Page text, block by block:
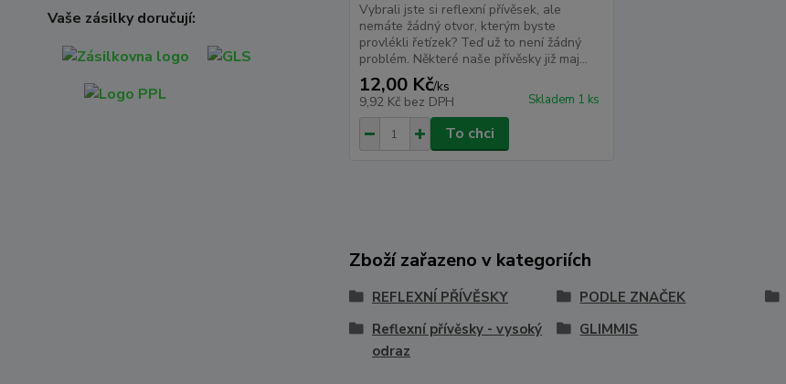
Vaše zásilky doručují:
Vybrali jste si reflexní přívěsek, ale
nemáte žádný otvor, kterým byste
provlékli řetízek? Teď už to není žádný
problém. Některé naše přívěsky již maj...
12,00 Kč/ks
9,92 Kč bez DPH Skladem 1 ks
To chci
Zboží zařazeno v kategoriích
REFLEXNÍ PŘÍVĚSKY PODLE ZNAČEK
Reflexní přívěsky - vysoký
odraz
GLIMMIS